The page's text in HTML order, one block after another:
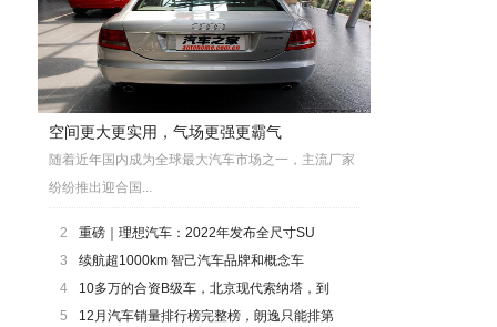
空间更大更实用，气场更强更霸气
随着近年国内成为全球最大汽车市场之一，主流厂家
纷纷推出迎合国...
2
重磅｜理想汽车：2022年发布全尺寸SU
3
续航超1000km 智己汽车品牌和概念车
4
10多万的合资B级车，北京现代索纳塔，到
5
12月汽车销量排行榜完整榜，朗逸只能排第